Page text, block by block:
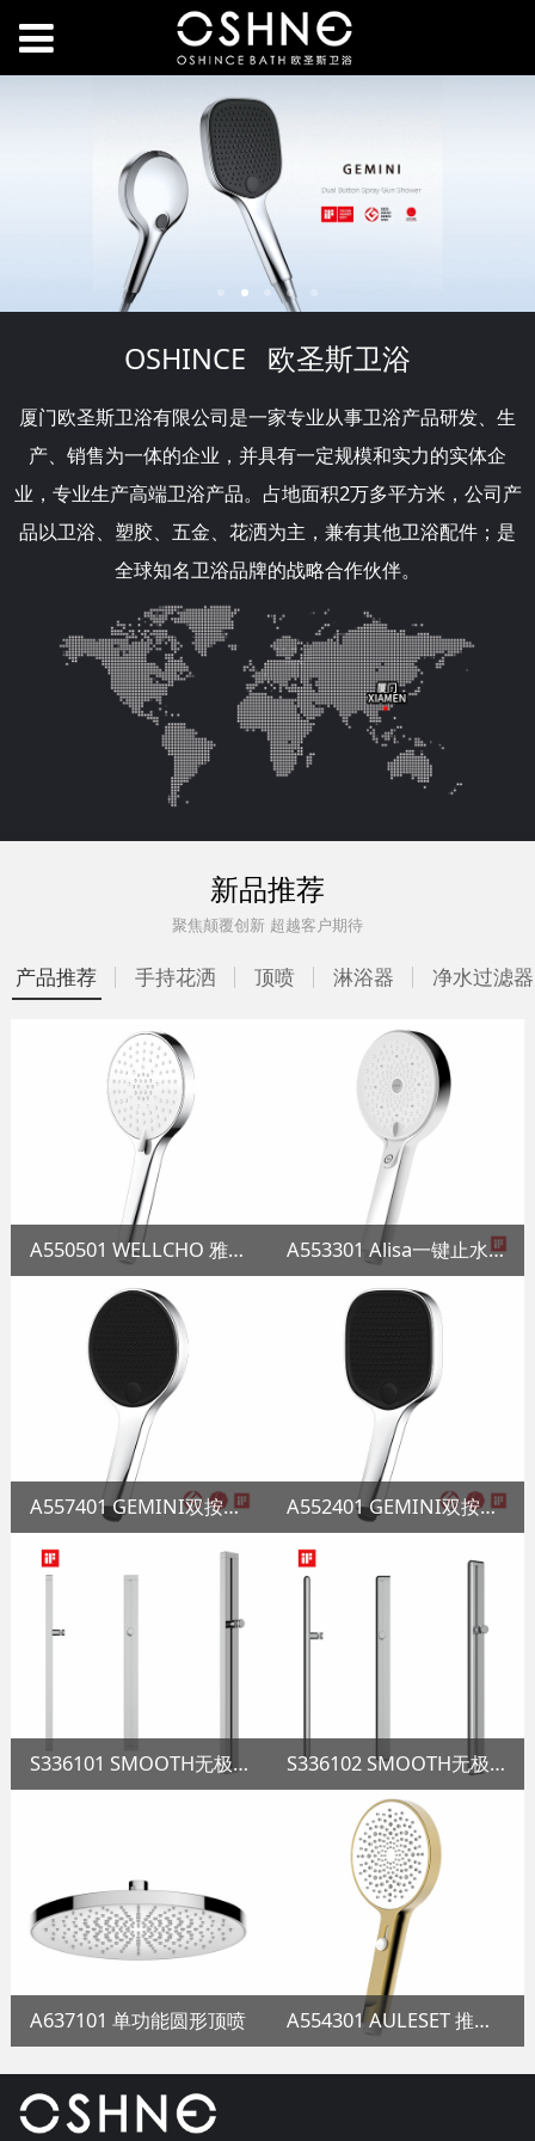
OSHINCE 欧圣斯卫浴
厦门欧圣斯卫浴有限公司是一家专业从事卫浴产品研发、生
产、销售为一体的企业，并具有一定规模和实力的实体企
业，专业生产高端卫浴产品。占地面积2万多平方米，公司产
品以卫浴、塑胶、五金、花洒为主，兼有其他卫浴配件；是
全球知名卫浴品牌的战略合作伙伴。
新品推荐
聚焦颠覆创新 超越客户期待
产品推荐 手持花洒 顶喷 淋浴器 净水过滤器
A550501 WELLCHO 雅洁喷枪花洒 A553301 Alisa一键止水花洒
A557401 GEMINI双按钮喷枪花洒 A552401 GEMINI双按钮喷枪花洒
S336101 SMOOTH无极调节升降杆 S336102 SMOOTH无极调节升降杆
A637101 单功能圆形顶喷 A554301 AULESET 推扭无极调节花洒